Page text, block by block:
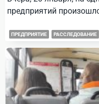
предприятий
ПРЕДПРИЯТИЕ РАССЛЕДОВАНИЕ